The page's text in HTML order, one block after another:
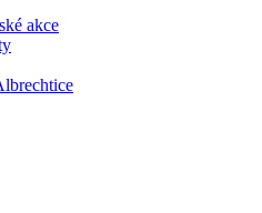
akce